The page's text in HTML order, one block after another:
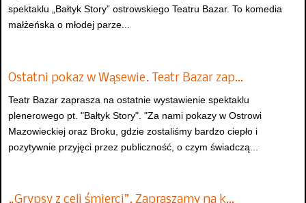
spektaklu „Bałtyk Story” ostrowskiego Teatru Bazar. To komedia
małżeńska o młodej parze...
Ostatni pokaz w Wąsewie. Teatr Bazar zap…
Teatr Bazar zaprasza na ostatnie wystawienie spektaklu
plenerowego pt. "Bałtyk Story". "Za nami pokazy w Ostrowi
Mazowieckiej oraz Broku, gdzie zostaliśmy bardzo ciepło i
pozytywnie przyjęci przez publiczność, o czym świadczą...
„Grypsy z celi śmierci”. Zapraszamy na k…